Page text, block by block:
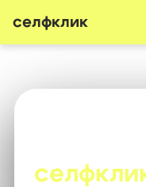
селфклик